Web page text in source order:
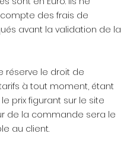
des frais de
avant la validation de la
réserve le droit de
à tout moment, étant
prix figurant sur le site
de la commande sera le
au client.